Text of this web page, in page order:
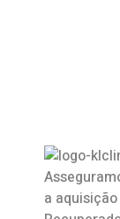
a